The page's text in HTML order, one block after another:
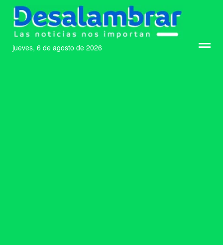
jueves, 6 de agosto de 2026